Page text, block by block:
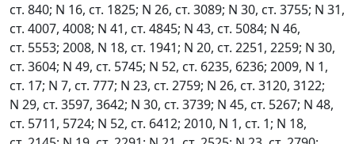
ст. 840; N 16, ст. 1825; N 26, ст. 3089; N 30, ст. 3755; N 31,
ст. 4007, 4008; N 41, ст. 4845; N 43, ст. 5084; N 46,
ст. 5553; 2008, N 18, ст. 1941; N 20, ст. 2251, 2259; N 30,
ст. 3604; N 49, ст. 5745; N 52, ст. 6235, 6236; 2009, N 1,
ст. 17; N 7, ст. 777; N 23, ст. 2759; N 26, ст. 3120, 3122;
N 29, ст. 3597, 3642; N 30, ст. 3739; N 45, ст. 5267; N 48,
ст. 5711, 5724; N 52, ст. 6412; 2010, N 1, ст. 1; N 18,